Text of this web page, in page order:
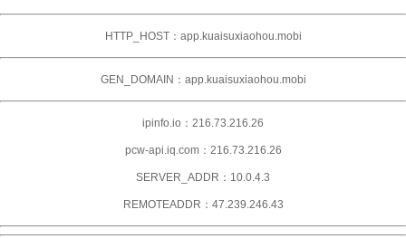
HTTP_HOST：app.kuaisuxiaohou.mobi
GEN_DOMAIN：app.kuaisuxiaohou.mobi
ipinfo.io：216.73.216.26
pcw-api.iq.com：216.73.216.26
SERVER_ADDR：10.0.4.3
REMOTEADDR：47.239.246.43